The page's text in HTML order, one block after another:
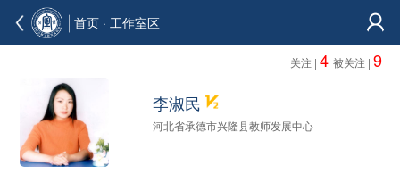
首页 · 工作室区
关注 | 4 被关注 | 9
李淑民
河北省承德市兴隆县教师发展中心